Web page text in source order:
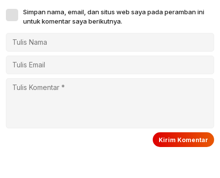
Simpan nama, email, dan situs web saya pada peramban ini
untuk komentar saya berikutnya.